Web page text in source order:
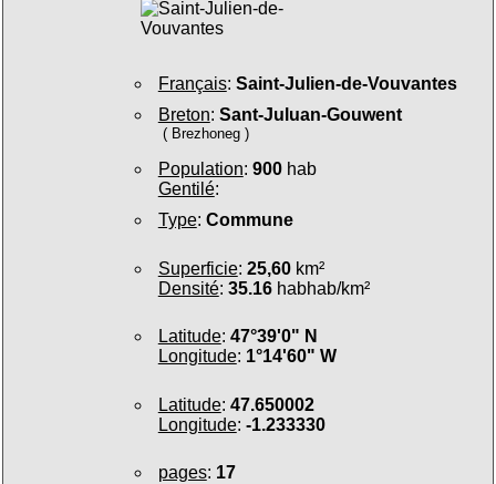
Français: Saint-Julien-de-Vouvantes
Breton: Sant-Juluan-Gouwent
( Brezhoneg )
Population: 900hab
Gentilé:
Type: Commune
Superficie: 25,60km²
Densité: 35.16habhab/km²
Latitude: 47°39'0" N
Longitude: 1°14'60" W
Latitude: 47.650002
Longitude: -1.233330
pages: 17